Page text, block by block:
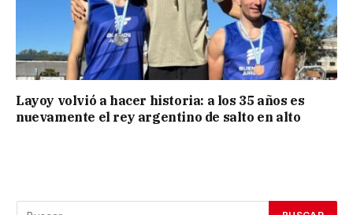
Layoy volvió a hacer historia: a los 35 años es
nuevamente el rey argentino de salto en alto